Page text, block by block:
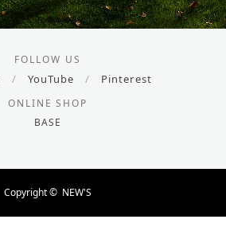
FOLLOW US
/ YouTube / Pinterest
ONLINE SHOP
BASE
Copyright © NEW'S